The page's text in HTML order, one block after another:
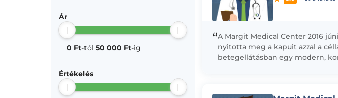
Ár
0 Ft-tól 50 000 Ft-ig
Értékelés
“A Margit Medical Center 2016
nyitotta meg a kapuit azzal a
betegellátásban egy modern,